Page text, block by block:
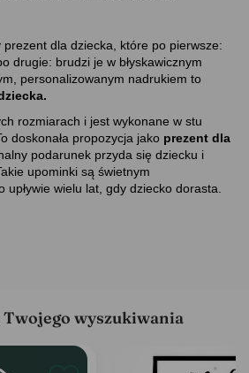
dla dziecka, które po pierwsze:
drugie: brudzi je w błyskawicznym
personalizowanym nadrukiem to
rozmiarach i jest wykonane w stu
doskonała propozycja jako prezent dla
podarunek przyda się dziecku i
upominki są świetnym
wielu lat, gdy dziecko dorasta.
wyszukiwania